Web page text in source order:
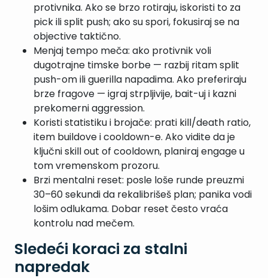
protivnika. Ako se brzo rotiraju, iskoristi to za
pick ili split push; ako su spori, fokusiraj se na
objective taktično.
Menjaj tempo meča: ako protivnik voli
dugotrajne timske borbe — razbij ritam split
push-om ili guerilla napadima. Ako preferiraju
brze fragove — igraj strpljivije, bait-uj i kazni
prekomerni aggression.
Koristi statistiku i brojače: prati kill/death ratio,
item buildove i cooldown-e. Ako vidite da je
ključni skill out of cooldown, planiraj engage u
tom vremenskom prozoru.
Brzi mentalni reset: posle loše runde preuzmi
30–60 sekundi da rekalibrišeš plan; panika vodi
lošim odlukama. Dobar reset često vraća
kontrolu nad mečem.
Sledeći koraci za stalni
napredak